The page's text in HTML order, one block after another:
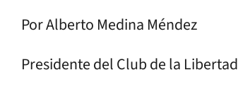
Por Alberto Medina Méndez
Presidente del Club de la Libertad